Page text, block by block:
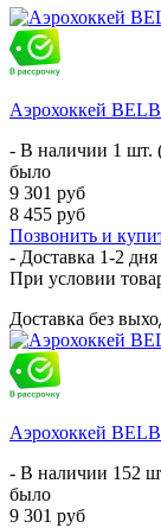
Аэрохоккей
- В наличии 1 шт.
было
9 301 руб
8 455 руб
Позвонить и
- Доставка 1-2 дня
При условии
Доставка без
Аэрохоккей
- В наличии 152
было
9 301 руб